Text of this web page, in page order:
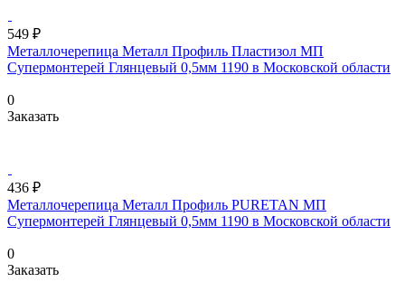
549 ₽
Металлочерепица Металл Профиль Пластизол МП
Супермонтерей Глянцевый 0,5мм 1190 в Московской области
0
Заказать
436 ₽
Металлочерепица Металл Профиль PURETAN МП
Супермонтерей Глянцевый 0,5мм 1190 в Московской области
0
Заказать